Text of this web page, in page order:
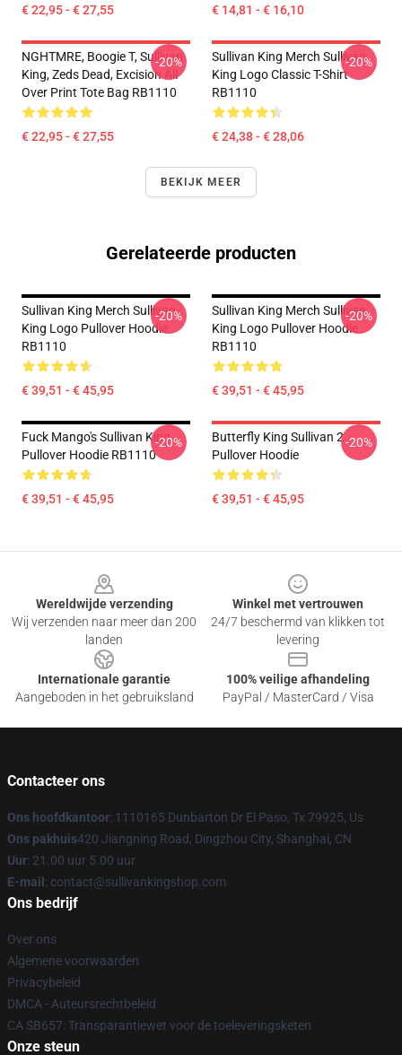
€ 22,95 - € 27,55 € 14,81 - € 16,10
NGHTMRE, Boogie T, Sullivan
King, Zeds Dead, Excision All
Over Print Tote Bag RB1110
€ 22,95 - € 27,55
-20%
Sullivan King Merch Sullivan
King Logo Classic T-Shirt
RB1110
€ 24,38 - € 28,06
-20%
BEKIJK MEER
Gerelateerde producten
Sullivan King Merch Sullivan
King Logo Pullover Hoodie
RB1110
€ 39,51 - € 45,95
-20%
Sullivan King Merch Sullivan
King Logo Pullover Hoodie
RB1110
€ 39,51 - € 45,95
-20%
Fuck Mango's Sullivan King
Pullover Hoodie RB1110
€ 39,51 - € 45,95
-20%
Butterfly King Sullivan 2
Pullover Hoodie
€ 39,51 - € 45,95
-20%
Wereldwijde verzending
Wij verzenden naar meer dan 200
landen
Winkel met vertrouwen
24/7 beschermd van klikken tot
levering
Internationale garantie
Aangeboden in het gebruiksland
100% veilige afhandeling
PayPal / MasterCard / Visa
Contacteer ons
Ons hoofdkantoor: 1110165 Dunbarton Dr El Paso, Tx 79925, Us
Ons pakhuis420 Jiangning Road, Dingzhou City, Shanghai, CN
Uur: 21.00 uur 5.00 uur
E-mail : contact@sullivankingshop.com
Ons bedrijf
Over ons
Algemene voorwaarden
Privacybeleid
DMCA - Auteursrechtbeleid
CA SB657: Transparantiewet voor de toeleveringsketen
Onze steun